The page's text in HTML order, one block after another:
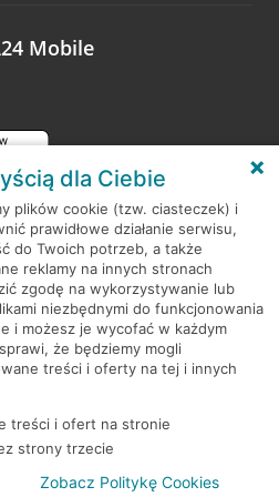
Mobile
S.A. Wszelkie prawa zastrzeżone
dla Ciebie
plików cookie (tzw. ciasteczek) i
prawidłowe działanie serwisu,
do Twoich potrzeb, a także
reklamy na innych stronach
zgodę na wykorzystywanie lub
niezbędnymi do funkcjonowania
i możesz je wycofać w każdym
że będziemy mogli
treści i oferty na tej i innych
treści i ofert na stronie
strony trzecie
Zobacz Politykę Cookies